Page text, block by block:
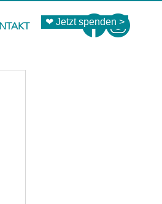
❤ Jetzt spenden >